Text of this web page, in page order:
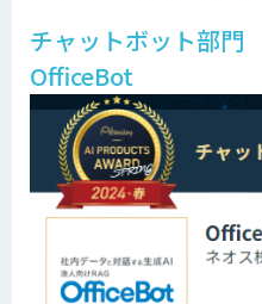
チャットボット部
OfficeBot